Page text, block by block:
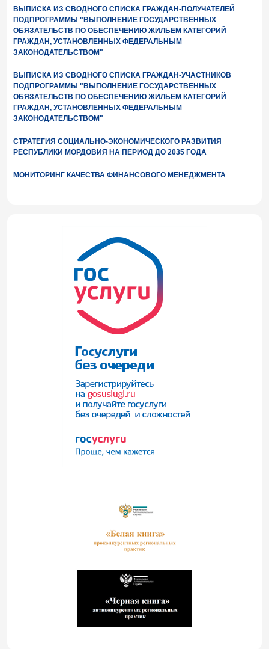
ВЫПИСКА ИЗ СВОДНОГО СПИСКА ГРАЖДАН-ПОЛУЧАТЕЛЕЙ
ПОДПРОГРАММЫ "ВЫПОЛНЕНИЕ ГОСУДАРСТВЕННЫХ
ОБЯЗАТЕЛЬСТВ ПО ОБЕСПЕЧЕНИЮ ЖИЛЬЕМ КАТЕГОРИЙ
ГРАЖДАН, УСТАНОВЛЕННЫХ ФЕДЕРАЛЬНЫМ
ЗАКОНОДАТЕЛЬСТВОМ"
ВЫПИСКА ИЗ СВОДНОГО СПИСКА ГРАЖДАН-УЧАСТНИКОВ
ПОДПРОГРАММЫ "ВЫПОЛНЕНИЕ ГОСУДАРСТВЕННЫХ
ОБЯЗАТЕЛЬСТВ ПО ОБЕСПЕЧЕНИЮ ЖИЛЬЕМ КАТЕГОРИЙ
ГРАЖДАН, УСТАНОВЛЕННЫХ ФЕДЕРАЛЬНЫМ
ЗАКОНОДАТЕЛЬСТВОМ"
СТРАТЕГИЯ СОЦИАЛЬНО-ЭКОНОМИЧЕСКОГО РАЗВИТИЯ
РЕСПУБЛИКИ МОРДОВИЯ НА ПЕРИОД ДО 2035 ГОДА
МОНИТОРИНГ КАЧЕСТВА ФИНАНСОВОГО МЕНЕДЖМЕНТА